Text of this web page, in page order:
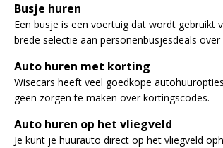
Busje huren
Een busje is een voertuig dat wordt gebruikt
brede selectie aan personenbusjesdeals over
Auto huren met korting
Wisecars heeft veel goedkope
geen zorgen te maken over kortingscodes.
Auto huren op het vliegveld
Je kunt je huurauto direct op het vliegveld